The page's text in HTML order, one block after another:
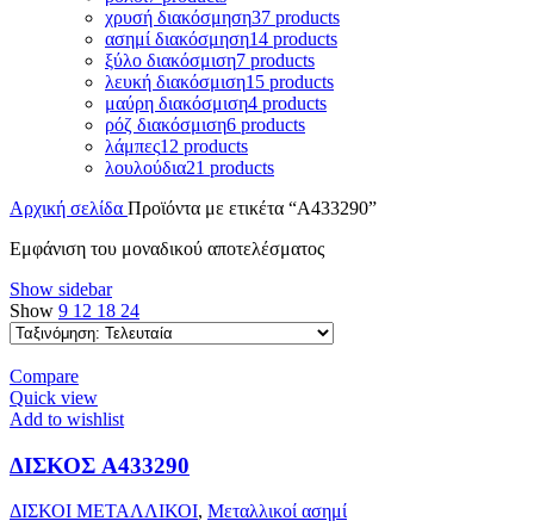
χρυσή διακόσμηση37 products
ασημί διακόσμηση14 products
ξύλο διακόσμιση7 products
λευκή διακόσμιση15 products
μαύρη διακόσμιση4 products
ρόζ διακόσμιση6 products
λάμπες12 products
λουλούδια21 products
Αρχική σελίδα Προϊόντα με ετικέτα “A433290”
Εμφάνιση του μοναδικού αποτελέσματος
Show sidebar
Show 9 12 18 24
Compare
Quick view
Add to wishlist
ΔΙΣΚΟΣ A433290
ΔΙΣΚΟΙ ΜΕΤΑΛΛΙΚΟΙ, Μεταλλικοί ασημί